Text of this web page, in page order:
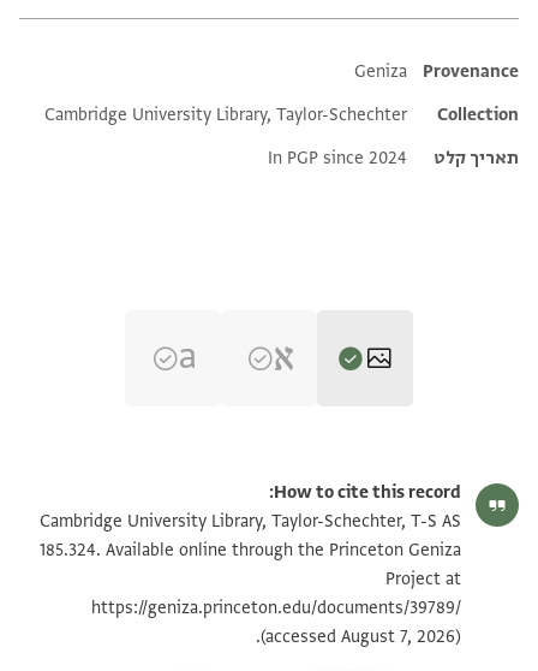
Additional metadata
Provenance
Geniza
Collection
Cambridge University Library, Taylor-Schechter
תאריך קלט
In PGP since 2024
T-S AS 185.324 1v הגדל וסובב
תנאי היתר שימוש בתצלום
How to cite this record:
Cambridge University Library, Taylor-Schechter, T-S AS
185.324. Available online through the Princeton Geniza
Project at
https://geniza.princeton.edu/documents/39789/
(accessed August 7, 2026).